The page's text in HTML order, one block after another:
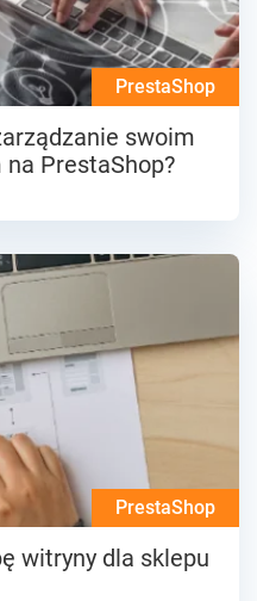
PrestaShop
swoim
PrestaShop?
PrestaShop
witryny dla sklepu